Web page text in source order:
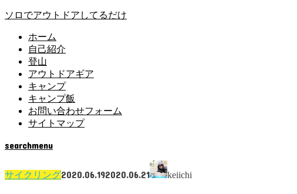
ソロでアウトドアしてるだけ
ホーム
自己紹介
登山
アウトドアギア
キャンプ
キャンプ飯
お問い合わせフォーム
サイトマップ
searchmenu
サイクリング2020.06.192020.06.21 keiichi